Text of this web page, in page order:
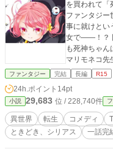
を買われて「
ファンタジー
事に就けとい
女で――！？ 同僚達も冒険者も、奇人変人変態ばかり！ 今日
も死神ちゃんは憂
マリモネコ先生（
末までのネタバレあり※ 「死神」
界に「ダンジ
ことになった
似つかわしく
いか幼女姿で
として、ひと
者には《筋
ファンタジー 完結 長編 R15
24h.ポイント 14pt
小説 29,683 位 / 228,740件
異世界 転生 コメディ
ときどき、シリアス
一話完